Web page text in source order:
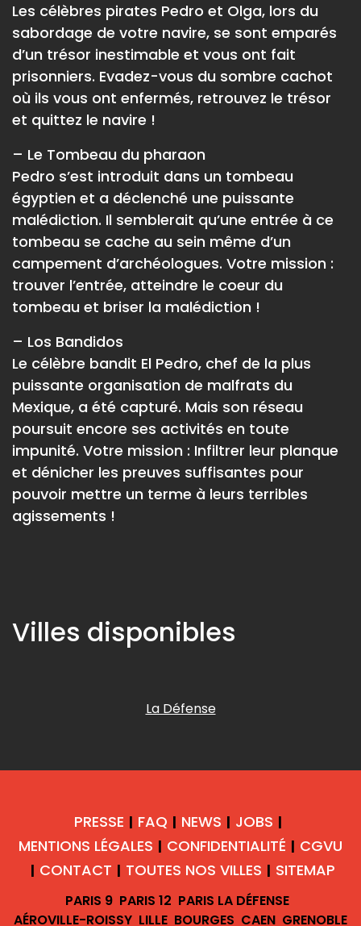
Les célèbres pirates Pedro et Olga, lors du
sabordage de votre navire, se sont emparés
d’un trésor inestimable et vous ont fait
prisonniers. Evadez-vous du sombre cachot
où ils vous ont enfermés, retrouvez le trésor
et quittez le navire !
– Le Tombeau du pharaon
Pedro s’est introduit dans un tombeau
égyptien et a déclenché une puissante
malédiction. Il semblerait qu’une entrée à ce
tombeau se cache au sein même d’un
campement d’archéologues. Votre mission :
trouver l’entrée, atteindre le coeur du
tombeau et briser la malédiction !
– Los Bandidos
Le célèbre bandit El Pedro, chef de la plus
puissante organisation de malfrats du
Mexique, a été capturé. Mais son réseau
poursuit encore ses activités en toute
impunité. Votre mission : Infiltrer leur planque
et dénicher les preuves suffisantes pour
pouvoir mettre un terme à leurs terribles
agissements !
Villes disponibles
La Défense
PRESSE | FAQ | NEWS | JOBS |
MENTIONS LÉGALES | CONFIDENTIALITÉ | CGVU
| CONTACT | TOUTES NOS VILLES | SITEMAP
PARIS 9 PARIS 12 PARIS LA DÉFENSE
AÉROVILLE-ROISSY LILLE BOURGES CAEN GRENOBLE